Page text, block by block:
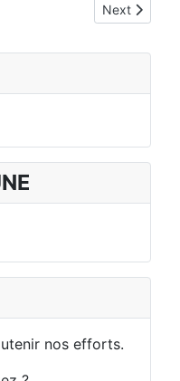
Next article:
Next
nos efforts.